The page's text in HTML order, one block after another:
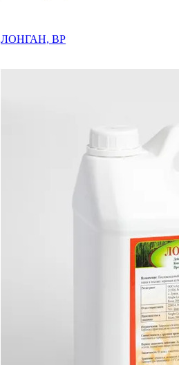
ЛОНГАН, ВР